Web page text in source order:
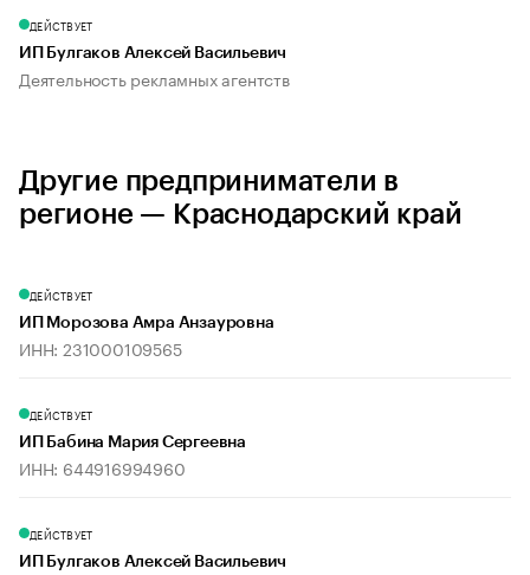
ДЕЙСТВУЕТ
ИП Булгаков Алексей Васильевич
Деятельность рекламных агентств
Другие предприниматели в
регионе — Краснодарский край
ДЕЙСТВУЕТ
ИП Морозова Амра Анзауровна
ИНН: 231000109565
ДЕЙСТВУЕТ
ИП Бабина Мария Сергеевна
ИНН: 644916994960
ДЕЙСТВУЕТ
ИП Булгаков Алексей Васильевич